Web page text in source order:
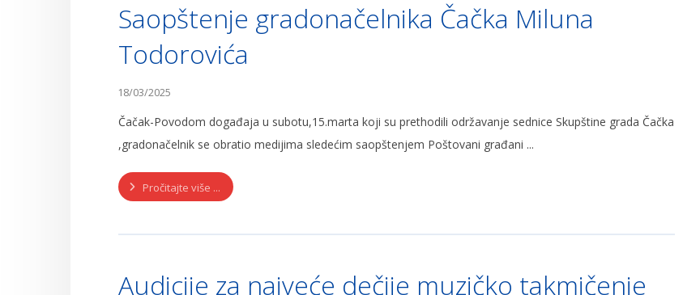
Saopštenje gradonačelnika Čačka Miluna
Todorovića
18/03/2025
Čačak-Povodom događaja u subotu,15.marta koji su prethodili održavanje sednice Skupštine grada Čačka
,gradonačelnik se obratio medijima sledećim saopštenjem Poštovani građani ...
Pročitajte više ...
Audicije za najveće dečije muzičko takmičenje